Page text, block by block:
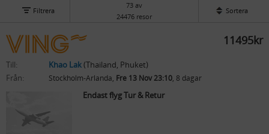
Filtrera
73 av
24476 resor
Sortera
11495kr
Till: Khao Lak(Thailand, Phuket)
Från:
Stockholm-Arlanda, Fre 13 Nov 23:10, 8 dagar
Endast flyg Tur & Retur